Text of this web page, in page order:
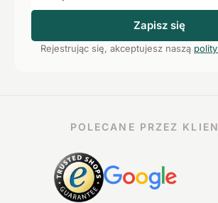
Zapisz się
Rejestrując się, akceptujesz naszą
POLECANE PRZEZ